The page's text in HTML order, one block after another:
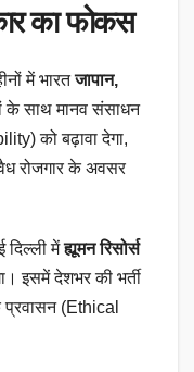
का फोकस
में भारतजापान,
साथ मानव संसाधन
को बढ़ावा देगा,
वैध रोजगार के अवसर
मेंह्यूमन रिसोर्स
इसमें देशभर की भर्ती
प्रवासन (Ethical